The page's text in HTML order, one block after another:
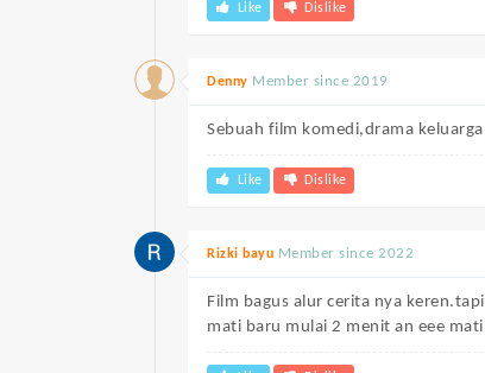
Like Dislike
Denny Member since 2019
Sebuah film komedi,drama
Like Dislike
Rizki bayu Member since 2022
Film bagus alur cerita nya
mati baru mulai 2 menit an eee